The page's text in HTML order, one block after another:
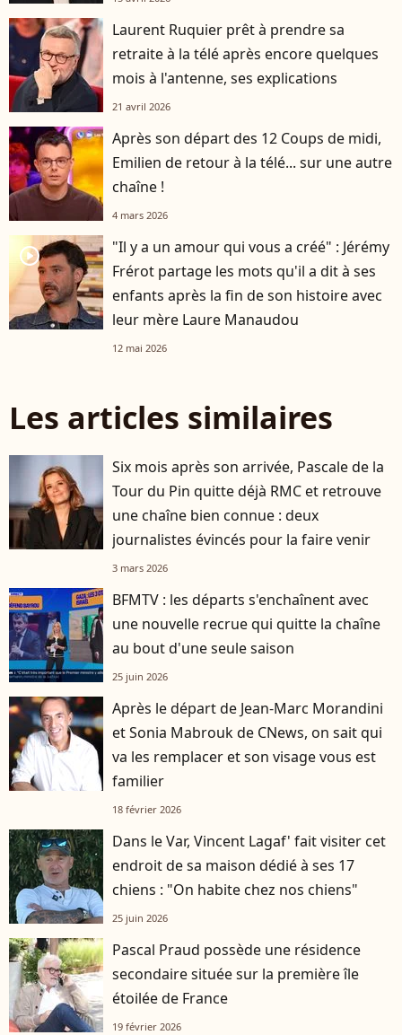
Laurent Ruquier prêt à prendre sa
retraite à la télé après encore quelques
mois à l'antenne, ses explications
21 avril 2026
Après son départ des 12 Coups de midi,
Emilien de retour à la télé... sur une autre
chaîne !
4 mars 2026
player2
"Il y a un amour qui vous a créé" : Jérémy
Frérot partage les mots qu'il a dit à ses
enfants après la fin de son histoire avec
leur mère Laure Manaudou
12 mai 2026
Les articles similaires
Six mois après son arrivée, Pascale de la
Tour du Pin quitte déjà RMC et retrouve
une chaîne bien connue : deux
journalistes évincés pour la faire venir
3 mars 2026
BFMTV : les départs s'enchaînent avec
une nouvelle recrue qui quitte la chaîne
au bout d'une seule saison
25 juin 2026
Après le départ de Jean-Marc Morandini
et Sonia Mabrouk de CNews, on sait qui
va les remplacer et son visage vous est
familier
18 février 2026
Dans le Var, Vincent Lagaf' fait visiter cet
endroit de sa maison dédié à ses 17
chiens : "On habite chez nos chiens"
25 juin 2026
Pascal Praud possède une résidence
secondaire située sur la première île
étoilée de France
19 février 2026